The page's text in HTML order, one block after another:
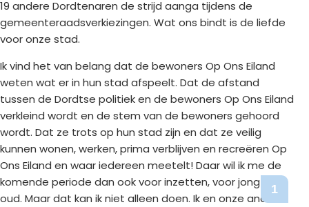
19 andere Dordtenaren de strijd aanga tijdens de
gemeenteraadsverkiezingen. Wat ons bindt is de liefde
voor onze stad.
Ik vind het van belang dat de bewoners Op Ons Eiland
weten wat er in hun stad afspeelt. Dat de afstand
tussen de Dordtse politiek en de bewoners Op Ons Eiland
verkleind wordt en de stem van de bewoners gehoord
wordt. Dat ze trots op hun stad zijn en dat ze veilig
kunnen wonen, werken, prima verblijven en recreëren Op
Ons Eiland en waar iedereen meetelt! Daar wil ik me de
komende periode dan ook voor inzetten, voor jong en
oud. Maar dat kan ik niet alleen doen. Ik en onze andere
1